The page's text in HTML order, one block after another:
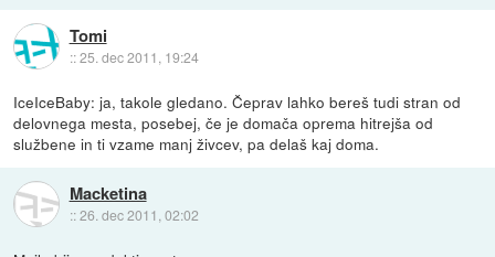
Tomi
::25. dec 2011, 19:24
IceIceBaby: ja, takole gledano. Čeprav lahko bereš tudi stran od
delovnega mesta, posebej, če je domača oprema hitrejša od
službene in ti vzame manj živcev, pa delaš kaj doma.
Macketina
::26. dec 2011, 02:02